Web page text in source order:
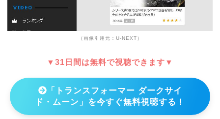
（画像引用元：U-NEXT）
▼31日間は無料で視聴できます▼
「トランスフォーマー ダークサイ
ド・ムーン」を今すぐ無料視聴する！